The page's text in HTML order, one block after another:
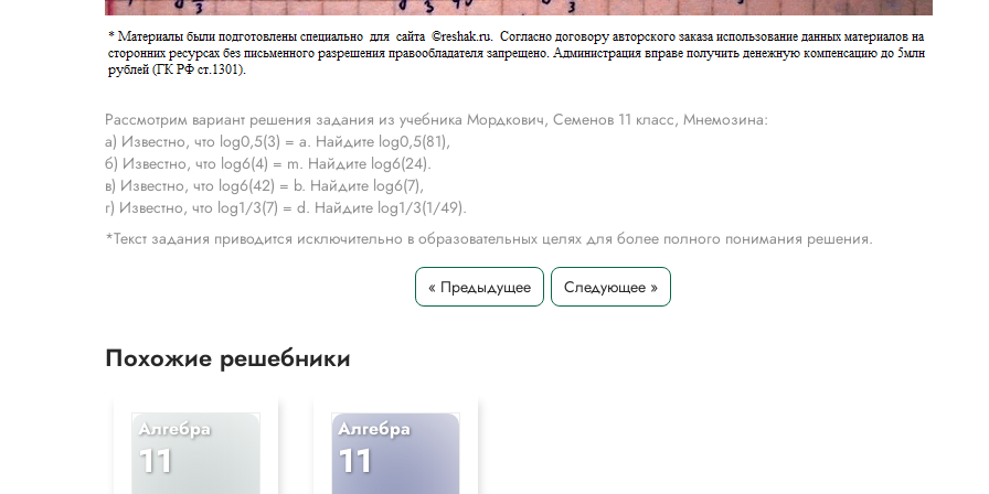
Рассмотрим вариант решения задания из учебника Мордкович, Семенов 11 класс, Мнемозина:
а) Известно, что log0,5(3) = а. Найдите log0,5(81),
б) Известно, что log6(4) = m. Найдите log6(24).
в) Известно, что log6(42) = b. Найдите log6(7),
г) Известно, что log1/3(7) = d. Найдите log1/3(1/49).
*Текст задания приводится исключительно в образовательных целях для более полного понимания решения.
« Предыдущее Следующее »
Похожие решебники
Алгебра
11
Алгебра
11